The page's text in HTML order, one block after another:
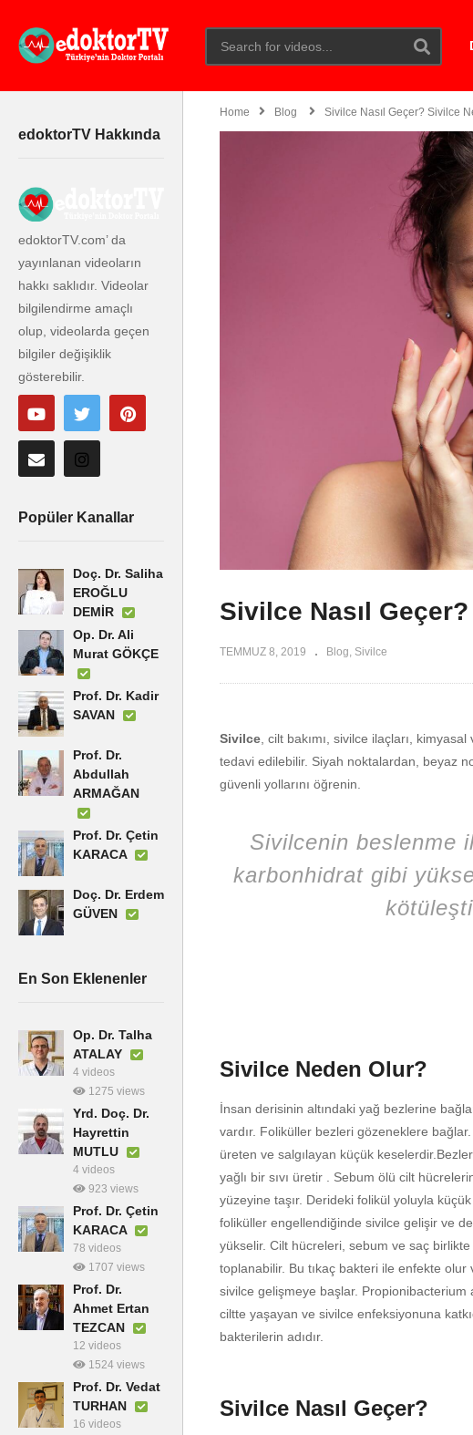
edoktorTV Hakkında
edoktorTV.com’ da
yayınlanan videoların
hakkı saklıdır. Videolar
bilgilendirme amaçlı
olup, videolarda geçen
bilgiler değişiklik
gösterebilir.
Popüler Kanallar
Doç. Dr. Saliha
EROĞLU
DEMİR
Op. Dr. Ali
Murat GÖKÇE
Prof. Dr. Kadir
SAVAN
Prof. Dr.
Abdullah
ARMAĞAN
Prof. Dr. Çetin
KARACA
Doç. Dr. Erdem
GÜVEN
En Son Eklenenler
Op. Dr. Talha
ATALAY
4 videos
1275 views
Yrd. Doç. Dr.
Hayrettin
MUTLU
4 videos
923 views
Prof. Dr. Çetin
KARACA
78 videos
1707 views
Prof. Dr.
Ahmet Ertan
TEZCAN
12 videos
1524 views
Prof. Dr. Vedat
TURHAN
16 videos
Home Blog Sivilce Nasıl Geçer? Sivilce
Sivilce Nasıl
TEMMUZ 8, 2019 Blog Sivilce
Sivilce, cilt bakımı, sivilce ilaçları,
tedavi edilebilir. Siyah noktalardan, beyaz
güvenli yollarını öğrenin.
Sivilcenin beslenme
karbonhidrat gibi
Sivilce Neden Olur?
İnsan derisinin altındaki yağ bezlerine
vardır. Foliküller bezleri gözeneklere bağlar.
üreten ve salgılayan küçük
yağlı bir sıvı üretir . Sebum ölü cilt
yüzeyine taşır. Derideki folikül yoluyla
foliküller engellendiğinde sivilce gelişir ve
yükselir. Cilt hücreleri, sebum ve saç birlikte
toplanabilir. Bu tıkaç bakteri ile enfekte olur
sivilce gelişmeye başlar. Propionibacterium
ciltte yaşayan ve sivilce enfeksiyonuna
bakterilerin adıdır.
Sivilce Nasıl Geçer?